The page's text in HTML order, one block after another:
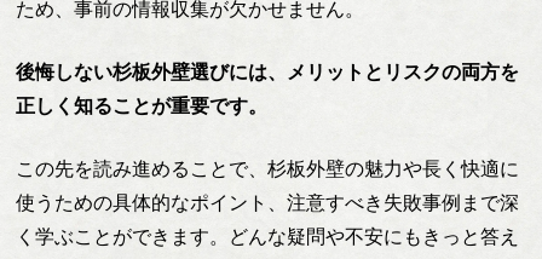
ため、事前の情報収集が欠かせません。
後悔しない杉板外壁選びには、メリットとリスクの両方を
正しく知ることが重要です。
この先を読み進めることで、杉板外壁の魅力や長く快適に
使うための具体的なポイント、注意すべき失敗事例まで深
く学ぶことができます。どんな疑問や不安にもきっと答え